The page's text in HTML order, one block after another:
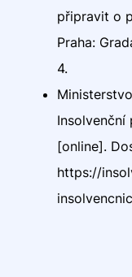
připravit o
Praha:
4.
Insolvenční
[online].
https://